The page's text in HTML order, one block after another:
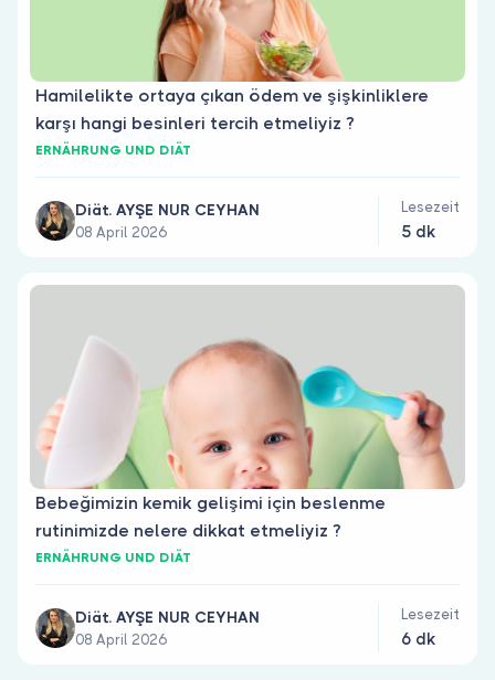
Hamilelikte ortaya çıkan ödem ve şişkinliklere
karşı hangi besinleri tercih etmeliyiz ?
ERNÄHRUNG UND DIÄT
Diät. AYŞE NUR CEYHAN
08 April 2026
Lesezeit
5 dk
Bebeğimizin kemik gelişimi için beslenme
rutinimizde nelere dikkat etmeliyiz ?
ERNÄHRUNG UND DIÄT
Diät. AYŞE NUR CEYHAN
08 April 2026
Lesezeit
6 dk